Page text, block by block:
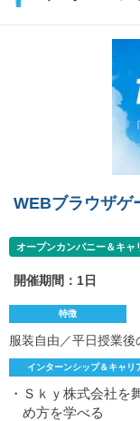
WEBブラウザゲ
オープンカンパニー＆キャ
開催期間：1日
特徴
服装自由／平日授業後
インターンシップ＆キャリ
・Ｓｋｙ株式会社を
め方を学べる